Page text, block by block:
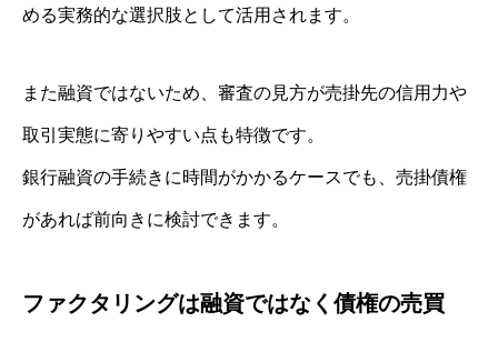
める実務的な選択肢として活用されます。
また融資ではないため、審査の見方が売掛先の信用力や
取引実態に寄りやすい点も特徴です。
銀行融資の手続きに時間がかかるケースでも、売掛債権
があれば前向きに検討できます。
ファクタリングは融資ではなく債権の売買